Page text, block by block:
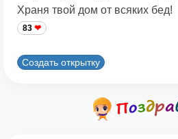
Храня твой дом от всяких бед!
83
Создать открытку